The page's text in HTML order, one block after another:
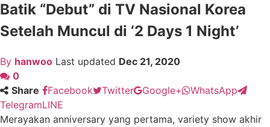
Batik “Debut” di TV Nasional Korea
Setelah Muncul di ‘2 Days 1 Night’
By hanwoo Last updated Dec 21, 2020
0
Share
Facebook Twitter Google+
WhatsApp
TelegramLINE
Merayakan anniversary yang pertama, variety show akhir